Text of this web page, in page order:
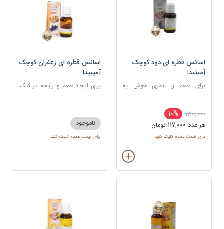
اسانس قطره ای دود کوچک
آمیتیدا
برای طعم و عطری خوش به
130,000
10%
هر عدد 117,000 تومان
برای قیمت عمده کلیک کنید
اسانس قطره ای زعفران کوچک
آمیتیدا
برای ایجاد طعم و رایحه در کیک،
ناموجود
برای قیمت عمده کلیک کنید